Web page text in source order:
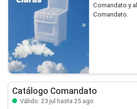
Comandato y
Comandato.
Catálogo Comandato
Válido: 23 jul hasta 25 ago